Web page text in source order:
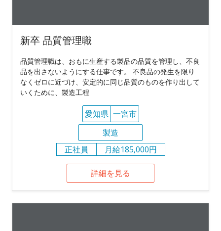
新卒 品質管理職
品質管理職は、おもに生産する製品の品質を管理し、不良
品を出さないようにする仕事です。 不良品の発生を限り
なくゼロに近づけ、安定的に同じ品質のものを作り出して
いくために、製造工程
愛知県 一宮市
製造
正社員
月給185,000円
詳細を見る